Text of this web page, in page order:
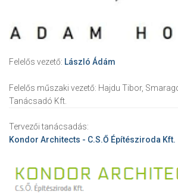
Felelős vezető: László Ádám
Felelős műszaki vezető: Hajdu Tibor,
Tanácsadó Kft.
Tervezői tanácsadás:
Kondor Architects - C.S.Ő Építésziroda Kft.